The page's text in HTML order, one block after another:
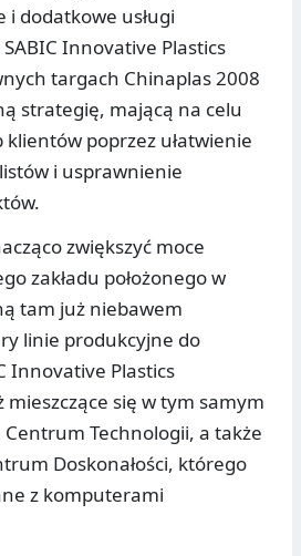
i dodatkowe usługi
Innovative Plastics
targach Chinaplas 2008
strategię, mającą na celu
klientów poprzez ułatwienie
i usprawnienie
zwiększyć moce
zakładu położonego w
tam już niebawem
linie produkcyjne do
Innovative Plastics
się w tym samym
Centrum Technologii, a także
Doskonałości, którego
z komputerami